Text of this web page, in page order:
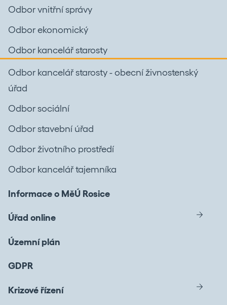
Odbor vnitřní správy
Odbor ekonomický
Odbor kancelář starosty
Odbor kancelář starosty - obecní živnostenský
úřad
Odbor sociální
Odbor stavební úřad
Odbor životního prostředí
Odbor kancelář tajemníka
Informace o MěÚ Rosice
Úřad online
Územní plán
GDPR
Krizové řízení